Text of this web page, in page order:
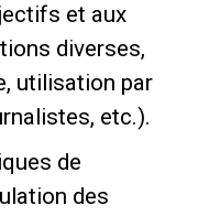
et aux
diverses,
utilisation par
etc.).
de
des